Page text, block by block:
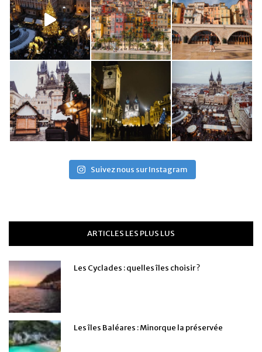
Suivez nous sur Instagram
ARTICLES LES PLUS LUS
Les Cyclades : quelles îles choisir ?
Les îles Baléares : Minorque la préservée